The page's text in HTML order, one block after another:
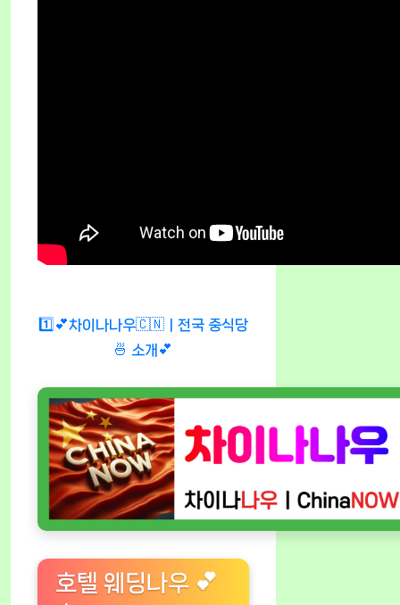
1️⃣💕차이나나우🇨🇳ㅣ전국 중식당
🍜 소개💕
호텔 웨딩나우 💕